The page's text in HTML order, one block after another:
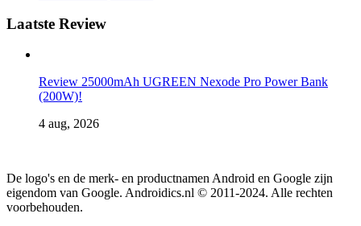
Laatste Review
Review 25000mAh UGREEN Nexode Pro Power Bank
(200W)!
4 aug, 2026
De logo's en de merk- en productnamen Android en Google zijn
eigendom van Google. Androidics.nl © 2011-2024. Alle rechten
voorbehouden.